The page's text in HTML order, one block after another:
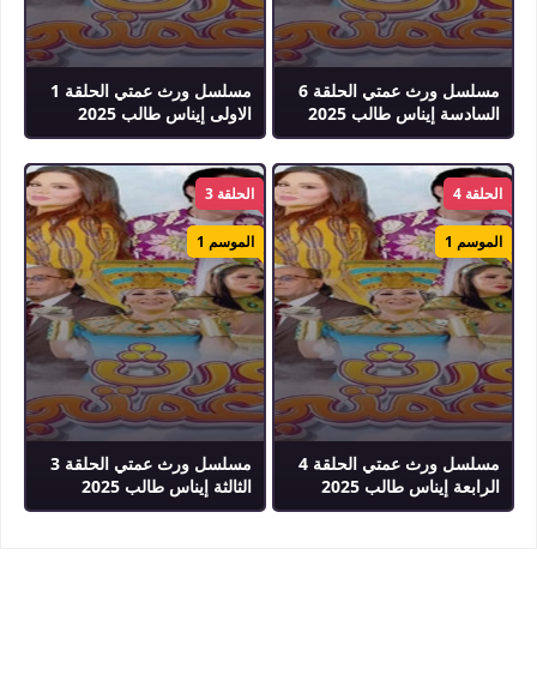
مسلسل ورث عمتي الحلقة 6
السادسة إيناس طالب 2025
مسلسل ورث عمتي الحلقة 1
الاولى إيناس طالب 2025
مسلسل ورث عمتي الحلقة 4
الرابعة إيناس طالب 2025
الحلقة 4
الموسم 1
مسلسل ورث عمتي الحلقة 3
الثالثة إيناس طالب 2025
الحلقة 3
الموسم 1